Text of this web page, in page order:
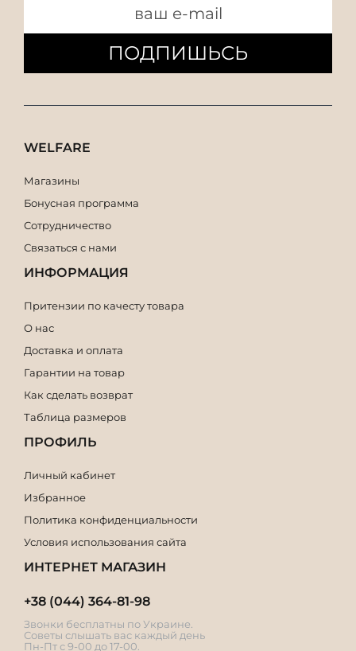
ПОДПИШЬСЬ
WELFARE
Магазины
Бонусная программа
Сотрудничество
Связаться с нами
ИНФОРМАЦИЯ
Притензии по качесту товара
О нас
Доставка и оплата
Гарантии на товар
Как сделать возврат
Таблица размеров
ПРОФИЛЬ
Личный кабинет
Избранное
Политика конфиденциальности
Условия использования сайта
ИНТЕРНЕТ МАГАЗИН
+38 (044) 364-81-98
Звонки бесплатны по Украине.
Советы слышать вас каждый день
Пн-Пт с 9-00 до 17-00.